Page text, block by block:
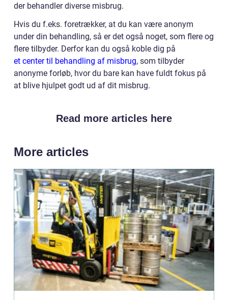
der behandler diverse misbrug.
Hvis du f.eks. foretrækker, at du kan være anonym
under din behandling, så er det også noget, som flere og
flere tilbyder. Derfor kan du også koble dig på
et center til behandling af misbrug, som tilbyder
anonyme forløb, hvor du bare kan have fuldt fokus på
at blive hjulpet godt ud af dit misbrug.
Read more articles here
More articles